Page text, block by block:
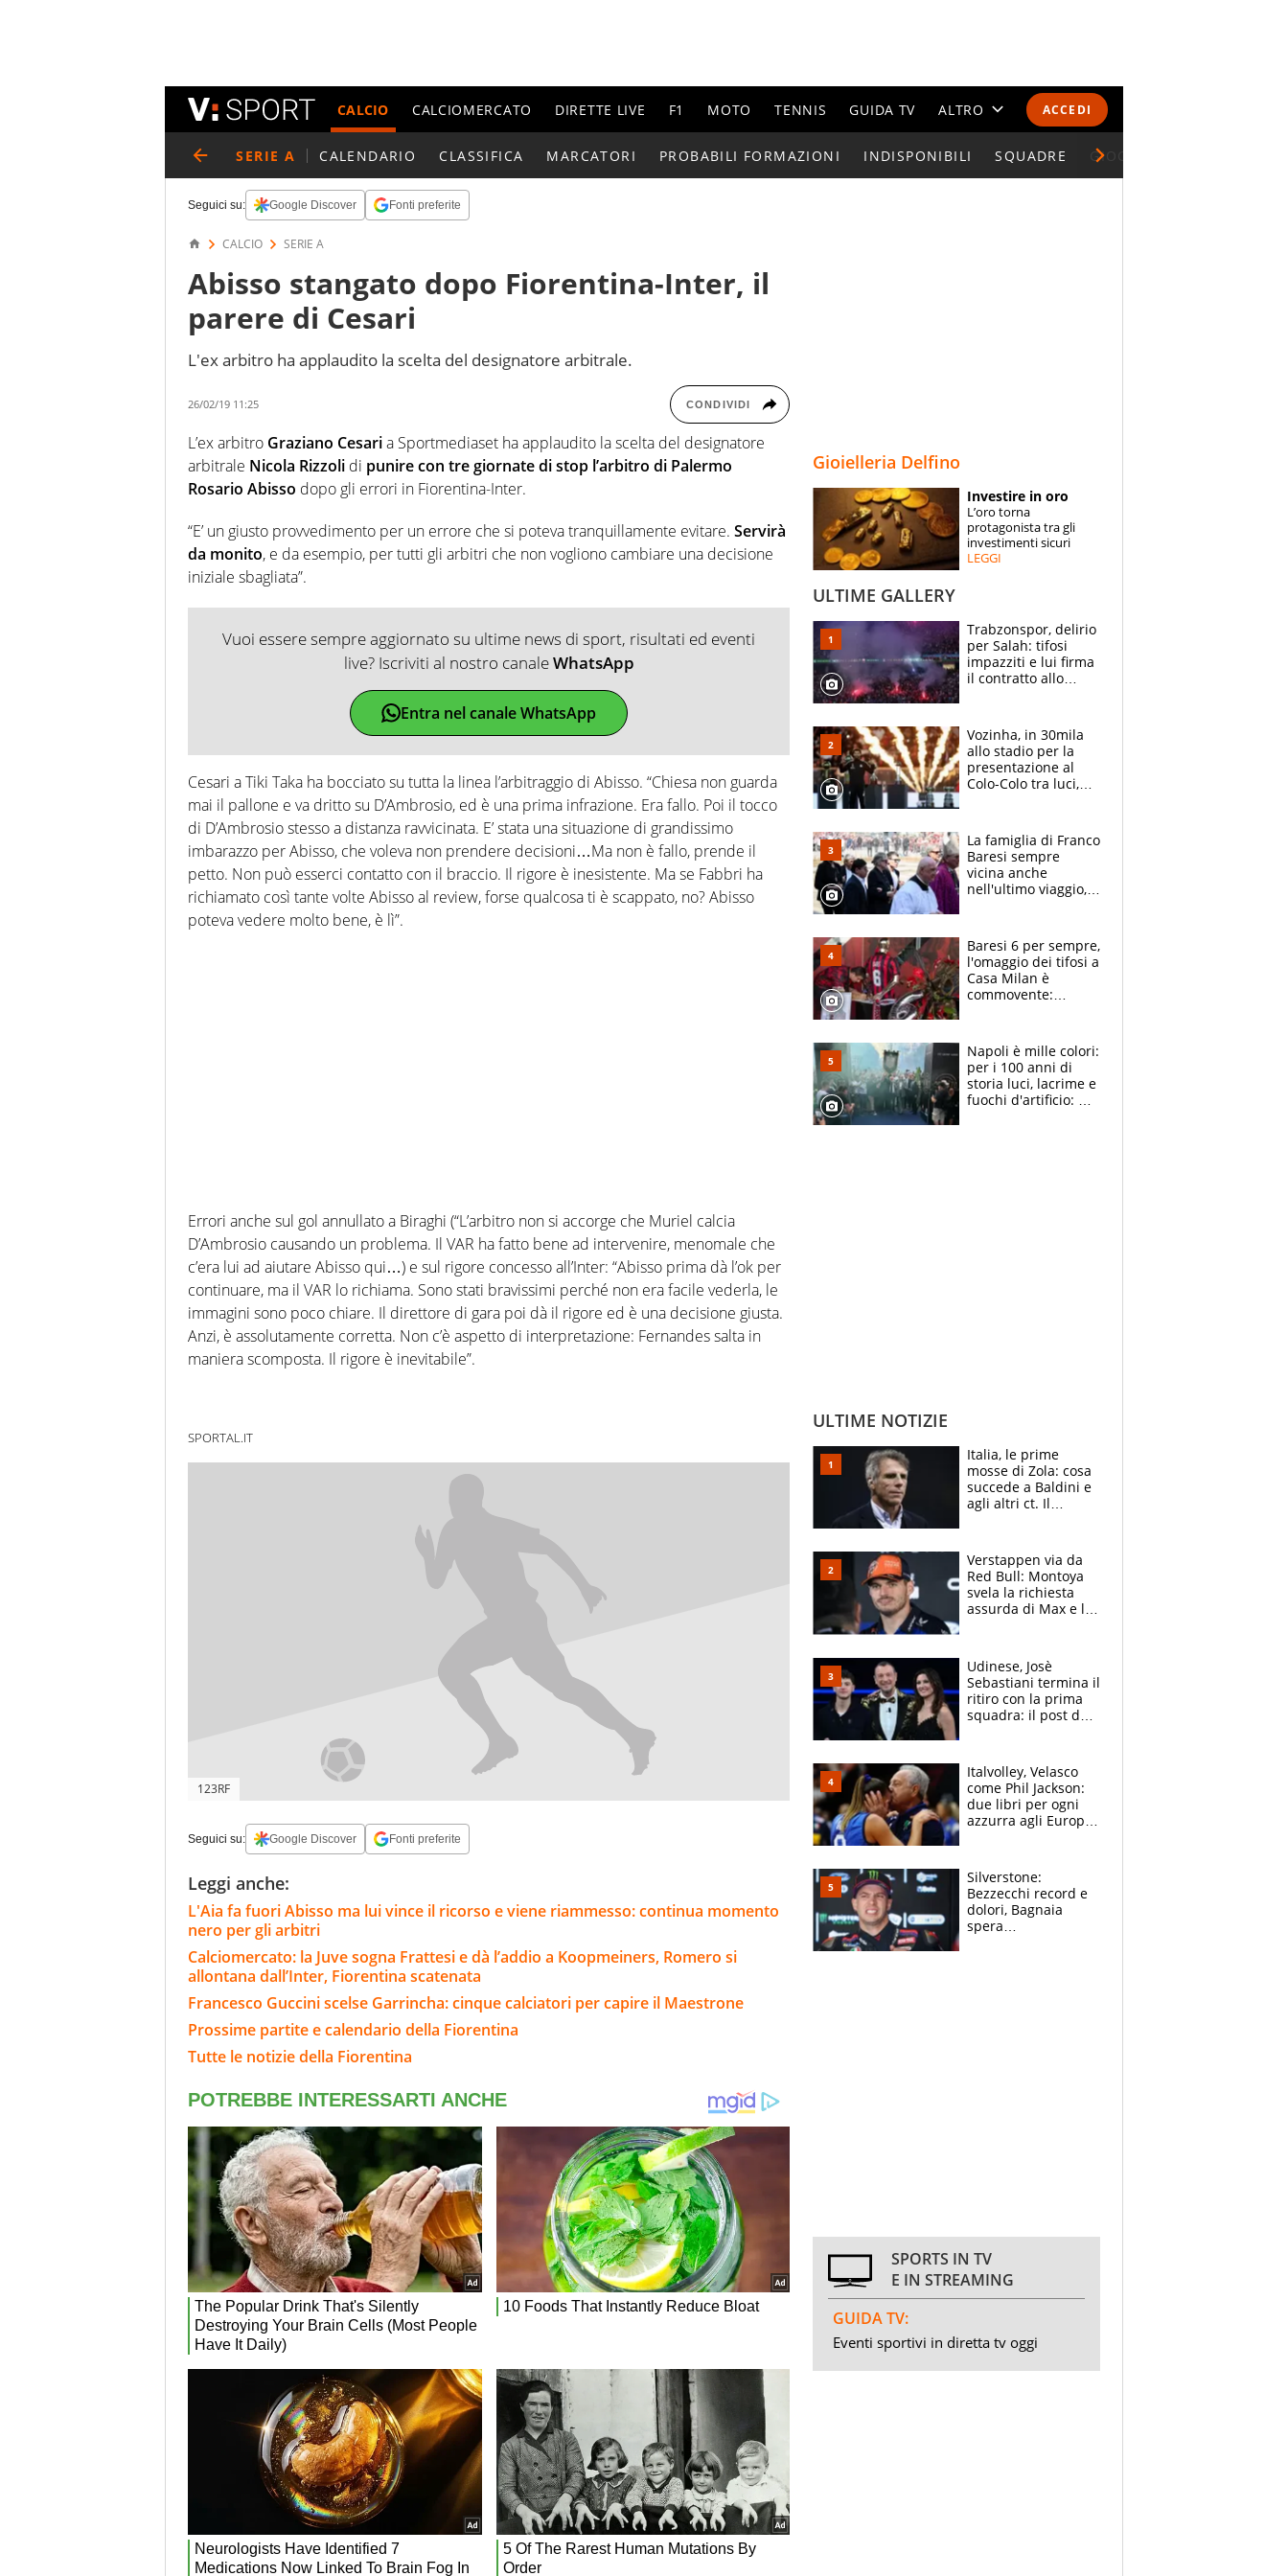
ACCEDI
CALCIO CALCIOMERCATO DIRETTE LIVE F1 MOTO TENNIS GUIDA TV ALTRO
CALENDARI E CLASSIFICHE
ESPERTI
CONTATTI
SERIE A CALENDARIO CLASSIFICA MARCATORI PROBABILI FORMAZIONI INDISPONIBILI SQUADRE GIOCATORI SERIE A
Seguici su: Google Discover Fonti preferite
CALCIO SERIE A
Abisso stangato dopo Fiorentina-Inter, il
parere di Cesari
L'ex arbitro ha applaudito la scelta del designatore arbitrale.
26/02/19 11:25 CONDIVIDI
L’ex arbitro Graziano Cesaria Sportmediaset ha applaudito la scelta del designatore
arbitrale Nicola Rizzoli di punire con tre giornate di stop l’arbitro di Palermo
Rosario Abisso dopo gli errori in Fiorentina-Inter.
“E’ un giusto provvedimento per un errore che si poteva tranquillamente evitare. Servirà
da monito, e da esempio, per tutti gli arbitri che non vogliono cambiare una decisione
iniziale sbagliata”.
Vuoi essere sempre aggiornato su ultime news di sport, risultati ed eventi
live? Iscriviti al nostro canaleWhatsApp
Entra nel canale WhatsApp
Cesari a Tiki Taka ha bocciato su tutta la linea l’arbitraggio di Abisso. “Chiesa non guarda
mai il pallone e va dritto su D’Ambrosio, ed è una prima infrazione. Era fallo. Poi il tocco
di D’Ambrosio stesso a distanza ravvicinata. E’ stata una situazione di grandissimo
imbarazzo per Abisso, che voleva non prendere decisioni…Ma non è fallo, prende il
petto. Non può esserci contatto con il braccio. Il rigore è inesistente. Ma se Fabbri ha
richiamato così tante volte Abisso al review, forse qualcosa ti è scappato, no? Abisso
poteva vedere molto bene, è lì”.
Errori anche sul gol annullato a Biraghi (“L’arbitro non si accorge che Muriel calcia
D’Ambrosio causando un problema. Il VAR ha fatto bene ad intervenire, menomale che
c’era lui ad aiutare Abisso qui…) e sul rigore concesso all’Inter: “Abisso prima dà l’ok per
continuare, ma il VAR lo richiama. Sono stati bravissimi perché non era facile vederla, le
immagini sono poco chiare. Il direttore di gara poi dà il rigore ed è una decisione giusta.
Anzi, è assolutamente corretta. Non c’è aspetto di interpretazione: Fernandes salta in
maniera scomposta. Il rigore è inevitabile”.
SPORTAL.IT
123RF
Seguici su: Google Discover Fonti preferite
Leggi anche:
L'Aia fa fuori Abisso ma lui vince il ricorso e viene riammesso: continua momento
nero per gli arbitri
Calciomercato: la Juve sogna Frattesi e dà l’addio a Koopmeiners, Romero si
allontana dall’Inter, Fiorentina scatenata
Francesco Guccini scelse Garrincha: cinque calciatori per capire il Maestrone
Prossime partite e calendario della Fiorentina
Tutte le notizie della Fiorentina
Gioielleria Delfino
Investire in oro
L’oro torna
protagonista tra gli
investimenti sicuri
LEGGI
ULTIME GALLERY
Trabzonspor, delirio
per Salah: tifosi
impazziti e lui firma
il contratto allo
Vozinha, in 30mila
allo stadio per la
presentazione al
Colo-Colo tra luci,
La famiglia di Franco
Baresi sempre
vicina anche
nell'ultimo viaggio,
circondati
dall'affetto dei tifosi
Baresi 6 per sempre,
l'omaggio dei tifosi a
Casa Milan è
commovente:
bigliettini
Napoli è mille colori:
per i 100 anni di
storia luci, lacrime e
fuochi d'artificio: De
ULTIME NOTIZIE
Italia, le prime
mosse di Zola: cosa
succede a Baldini e
agli altri ct. Il
azzurri
Verstappen via da
Red Bull: Montoya
svela la richiesta
assurda di Max e lo
McLaren siano
meglio?”
Udinese, Josè
Sebastiani termina il
ritiro con la prima
squadra: il post del
sfondo
Italvolley, Velasco
come Phil Jackson:
due libri per ogni
azzurra agli Europei.
Silverstone:
Bezzecchi record e
dolori, Bagnaia
spera
SPORTS IN TV
E IN STREAMING
GUIDA TV:
Eventi sportivi in diretta tv oggi